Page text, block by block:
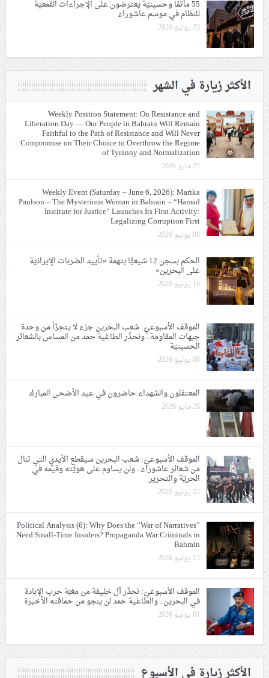
55 مأتمًا وحسينيّة يعترضون على الإجراءات القمعيّة
للنظام في موسم عاشوراء
23 يونيو 2026
الأكثر زيارة في الشهر
Weekly Position Statement: On Resistance and
Liberation Day — Our People in Bahrain Will Remain
Faithful to the Path of Resistance and Will Never
Compromise on Their Choice to Overthrow the Regime
of Tyranny and Normalization
27 مايو 2026
Weekly Event (Saturday – June 6, 2026): Marika
Paulson – The Mysterious Woman in Bahrain – “Hamad
Institute for Justice” Launches Its First Activity:
Legalizing Corruption First
08 يونيو 2026
الحكم بسجن 12 شيعيًّا بتهمة «تأييد الضربات الإيرانيّة
على البحرين»
16 يونيو 2026
الموقف الأسبوعيّ: شعب البحرين جزء لا يتجزّأ من وحدة
جبهات المقاومة.. ونحذّر الطاغية حمد من المساس بالشعائر
الحسينيّة
08 يونيو 2026
المعتقلون والشهداء حاضرون في عيد الأضحى المبارك
28 مايو 2026
الموقف الأسبوعيّ: شعب البحرين سيقطع الأيدي التي تنال
من شعائر عاشوراء.. ولن يساوم على هويّته وقيمه في
الحريّة والتحرير
22 يونيو 2026
Political Analysis (6): Why Does the “War of Narratives”
Need Small-Time Insiders? Propaganda War Criminals in
Bahrain
15 يونيو 2026
الموقف الأسبوعيّ: نحذّر آل خليفة من مغبّة حرب الإبادة
في البحرين.. والطاغية حمد لن ينجو من حماقته الأخيرة
01 يونيو 2026
الأكثر زيارة في الأسبوع